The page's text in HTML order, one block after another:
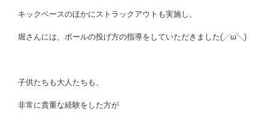
キックベースのほかにストラックアウトも実施し、
堀さんには、ボールの投げ方の指導をしていただきました(╱ω╲)
子供たちも大人たちも、
非常に貴重な経験をした方が